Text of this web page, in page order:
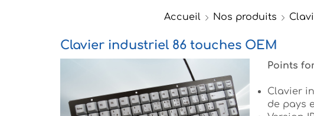
Accueil Nos produits
Clavier industriel 86 touches OEM
Points
Clavier
de pays